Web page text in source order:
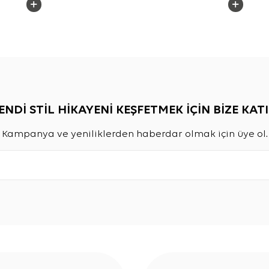
STİL HİKAYENİ KEŞFETMEK İÇİN BİZE
Kampanya ve yeniliklerden haberdar olmak için üye ol.